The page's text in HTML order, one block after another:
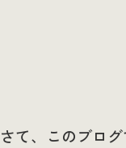
さて、このブロ